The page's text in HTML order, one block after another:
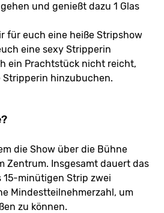
und genießt dazu 1 Glas
für euch eine heiße Stripshow
eine sexy Stripperin
ein Prachtstück nicht reicht,
Stripperin hinzubuchen.
die Show über die Bühne
Zentrum. Insgesamt dauert das
15-minütigen Strip zwei
Mindestteilnehmerzahl, um
zu können.